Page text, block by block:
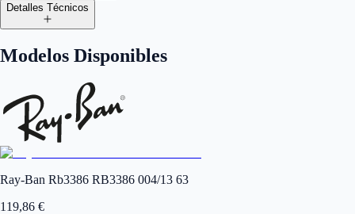
Detalles Técnicos
Modelos Disponibles
Ray-Ban Rb3386 RB3386 004/13 63
119,86 €